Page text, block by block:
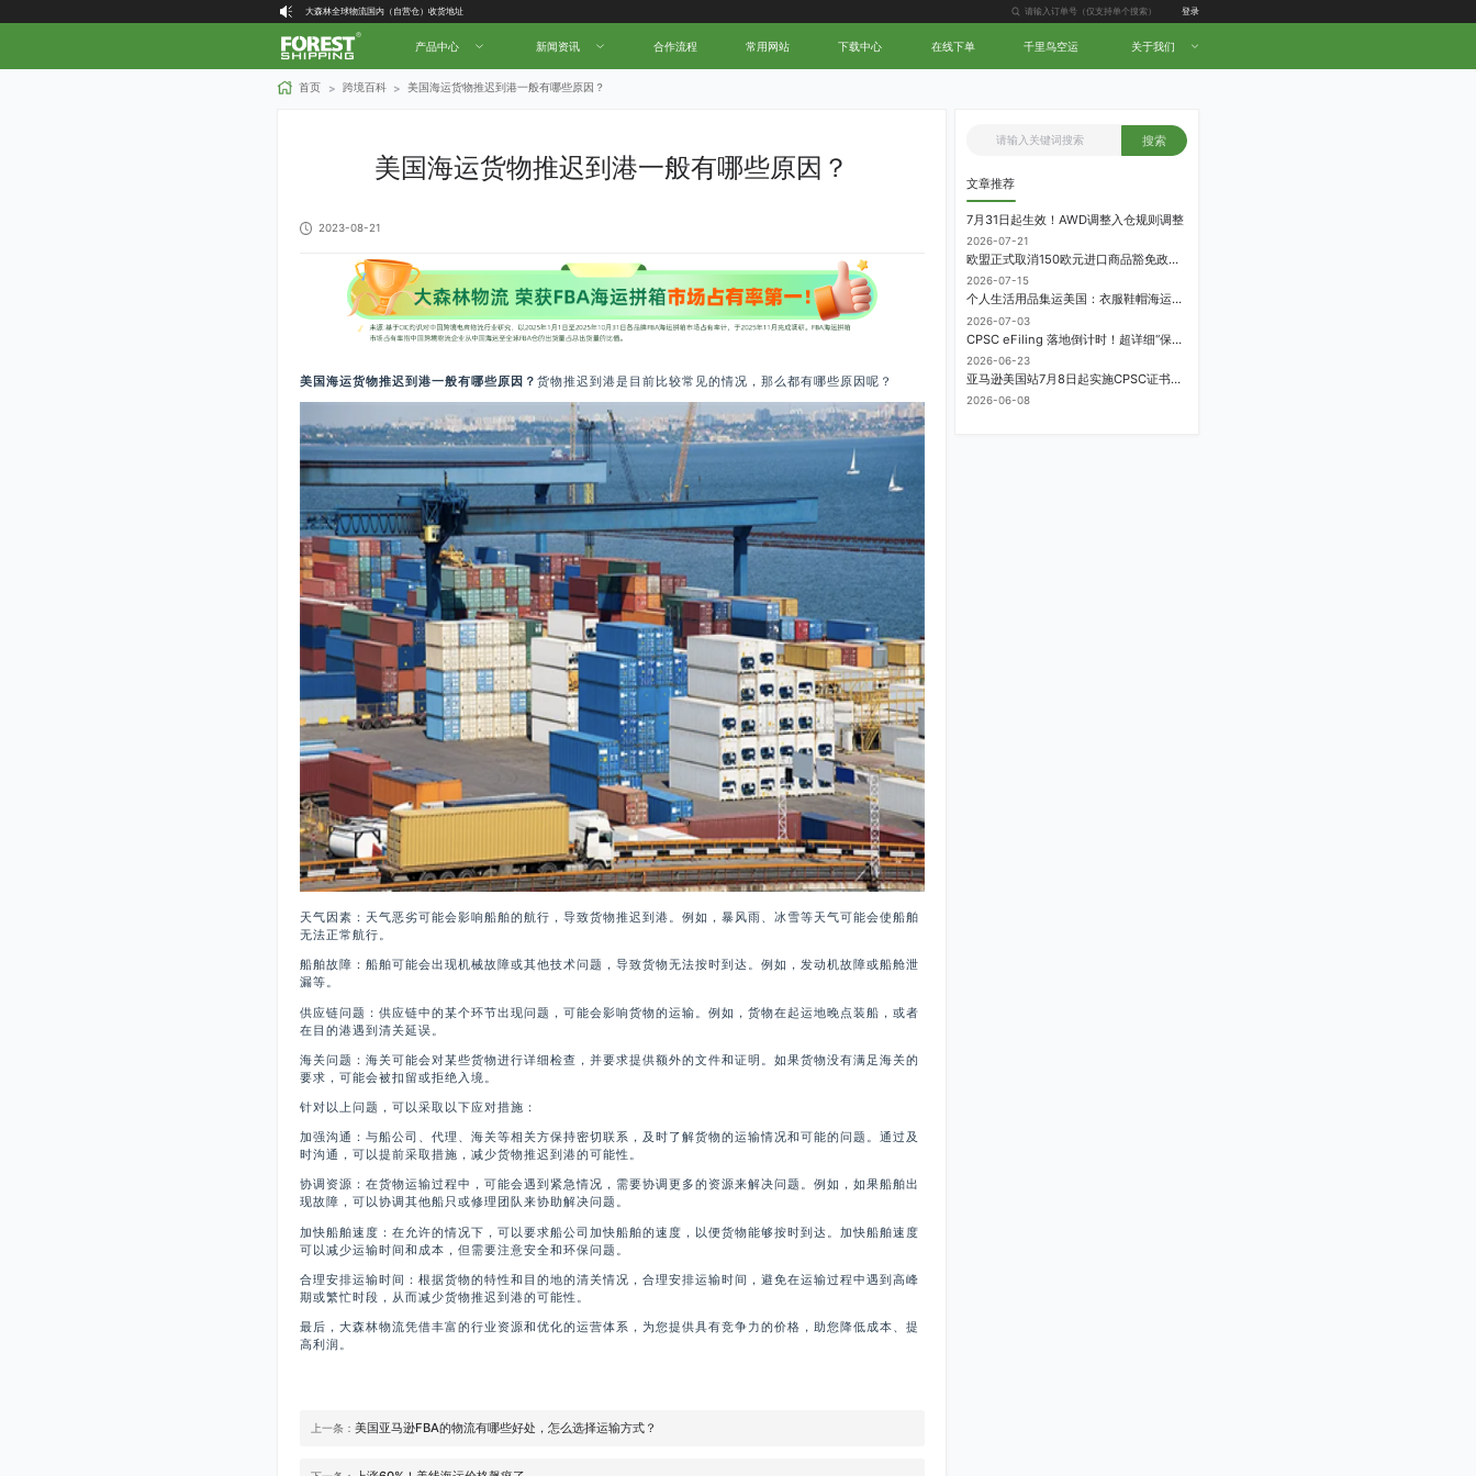
大森林全球物流国内（自营仓）收货地址
大森林16周年庆福利就位，超多好礼等你拿！
登录
产品中心 新闻资讯 合作流程 常用网站 下载中心 在线下单 千里鸟空运 关于我们
首页 > 跨境百科 > 美国海运货物推迟到港一般有哪些原因？
美国海运货物推迟到港一般有哪些原因？
2023-08-21
美国海运货物推迟到港一般有哪些原因？ 货物推迟到港是目前比较常见的情况，那么都有哪些原因呢？
天气因素：天气恶劣可能会影响船舶的航行，导致货物推迟到港。例如，暴风雨、冰雪等天气可能会使船舶
无法正常航行。
船舶故障：船舶可能会出现机械故障或其他技术问题，导致货物无法按时到达。例如，发动机故障或船舱泄
漏等。
供应链问题：供应链中的某个环节出现问题，可能会影响货物的运输。例如，货物在起运地晚点装船，或者
在目的港遇到清关延误。
海关问题：海关可能会对某些货物进行详细检查，并要求提供额外的文件和证明。如果货物没有满足海关的
要求，可能会被扣留或拒绝入境。
针对以上问题，可以采取以下应对措施：
加强沟通：与船公司、代理、海关等相关方保持密切联系，及时了解货物的运输情况和可能的问题。通过及
时沟通，可以提前采取措施，减少货物推迟到港的可能性。
协调资源：在货物运输过程中，可能会遇到紧急情况，需要协调更多的资源来解决问题。例如，如果船舶出
现故障，可以协调其他船只或修理团队来协助解决问题。
加快船舶速度：在允许的情况下，可以要求船公司加快船舶的速度，以便货物能够按时到达。加快船舶速度
可以减少运输时间和成本，但需要注意安全和环保问题。
合理安排运输时间：根据货物的特性和目的地的清关情况，合理安排运输时间，避免在运输过程中遇到高峰
期或繁忙时段，从而减少货物推迟到港的可能性。
最后，大森林物流凭借丰富的行业资源和优化的运营体系，为您提供具有竞争力的价格，助您降低成本、提
高利润。
上一条：美国亚马逊FBA的物流有哪些好处，怎么选择运输方式？
搜索
文章推荐
7月31日起生效！AWD调整入仓规则调整
2026-07-21
欧盟正式取消150欧元进口商品豁免政策，每件加征3欧元进口关税
2026-07-15
个人生活用品集运美国：衣服鞋帽海运计费方式
2026-07-03
CPSC eFiling 落地倒计时！超详细“保姆级”实操指南来了！
2026-06-23
亚马逊美国站7月8日起实施CPSC证书电子申报要求，FBA受管制商品需提前申报
2026-06-08